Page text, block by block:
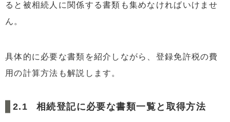
ると被相続人に関係する書類も集めなければいけませ
ん。
具体的に必要な書類を紹介しながら、登録免許税の費
用の計算方法も解説します。
相続登記に必要な書類一覧と取得方法